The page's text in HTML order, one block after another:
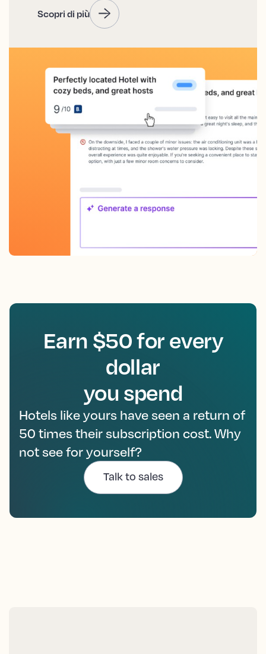
Scopri di più
Earn $50 for every
dollar
you spend
Hotels like yours have seen a return of
50 times their subscription cost. Why
not see for yourself?
Talk to sales